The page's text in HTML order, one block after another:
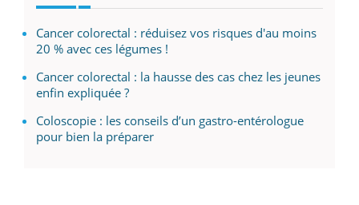
Cancer colorectal : réduisez vos risques d'au moins
20 % avec ces légumes !
Cancer colorectal : la hausse des cas chez les jeunes
enfin expliquée ?
Coloscopie : les conseils d’un gastro-entérologue
pour bien la préparer